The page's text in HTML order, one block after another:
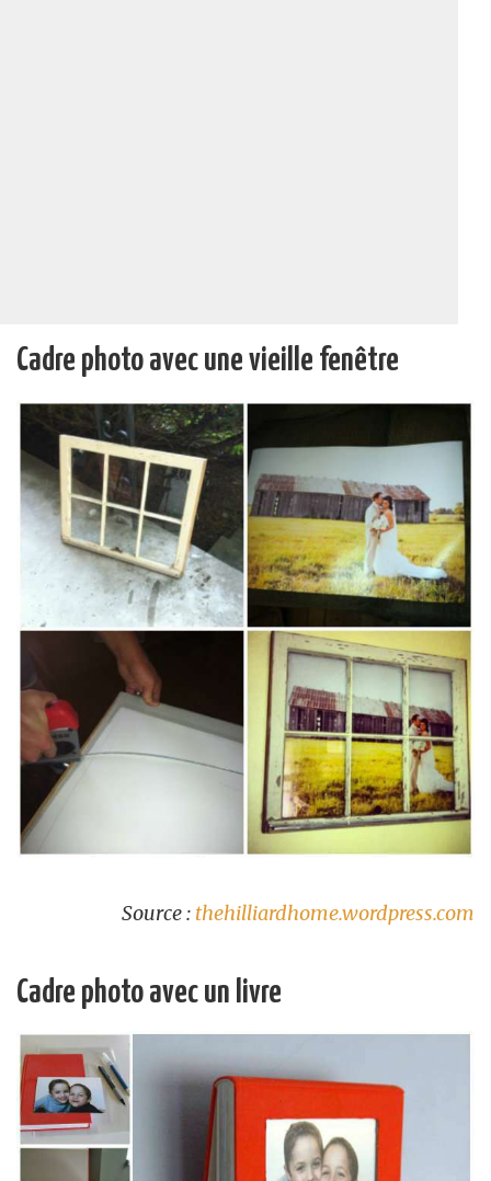
Cadre photo avec une vieille fenêtre
Source : thehilliardhome.wordpress.com
Cadre photo avec un livre